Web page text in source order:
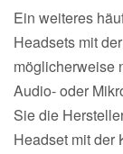
Ein weiteres
Headsets mit
möglicherweise
Audio- oder
Sie die
Headset mit der